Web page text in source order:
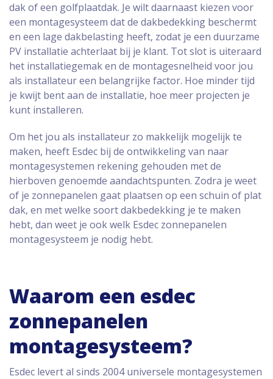
dak of een golfplaatdak. Je wilt daarnaast kiezen voor
een montagesysteem dat de dakbedekking beschermt
en een lage dakbelasting heeft, zodat je een duurzame
PV installatie achterlaat bij je klant. Tot slot is uiteraard
het installatiegemak en de montagesnelheid voor jou
als installateur een belangrijke factor. Hoe minder tijd
je kwijt bent aan de installatie, hoe meer projecten je
kunt installeren.
Om het jou als installateur zo makkelijk mogelijk te
maken, heeft Esdec bij de ontwikkeling van naar
montagesystemen rekening gehouden met de
hierboven genoemde aandachtspunten. Zodra je weet
of je zonnepanelen gaat plaatsen op een schuin of plat
dak, en met welke soort dakbedekking je te maken
hebt, dan weet je ook welk Esdec zonnepanelen
montagesysteem je nodig hebt.
Waarom een esdec
zonnepanelen
montagesysteem?
Esdec levert al sinds 2004 universele montagesystemen